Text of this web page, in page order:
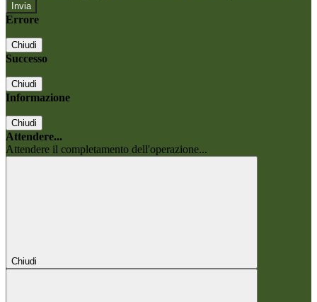
Errore
Chiudi
Successo
Chiudi
Informazione
Chiudi
Attendere...
Attendere il completamento dell'operazione...
Chiudi